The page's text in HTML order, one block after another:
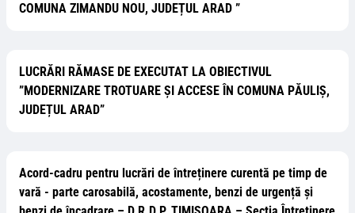
COMUNA ZIMANDU NOU, JUDEȚUL ARAD ”
LUCRĂRI RĂMASE DE EXECUTAT LA OBIECTIVUL
”MODERNIZARE TROTUARE ȘI ACCESE ÎN COMUNA PĂULIȘ,
JUDEȚUL ARAD”
Acord-cadru pentru lucrări de întreținere curentă pe timp de
vară - parte carosabilă, acostamente, benzi de urgență și